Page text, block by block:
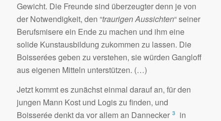
Gewicht. Die Freunde sind überzeugter denn je von
der Notwendigkeit, den “traurigen Aussichten“ seiner
Berufsmisere ein Ende zu machen und ihm eine
solide Kunstausbildung zukommen zu lassen. Die
Boisserées geben zu verstehen, sie würden Gangloff
aus eigenen Mitteln unterstützen. (…)
Jetzt kommt es zunächst einmal darauf an, für den
jungen Mann Kost und Logis zu finden, und
Boisserée denkt da vor allem an Dannecker 3
in